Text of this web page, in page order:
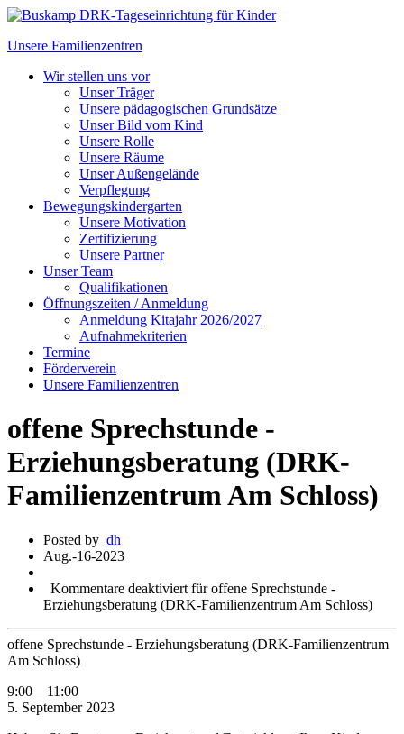
Unsere Familienzentren
Wir stellen uns vor
Unser Träger
Unsere pädagogischen Grundsätze
Unser Bild vom Kind
Unsere Rolle
Unsere Räume
Unser Außengelände
Verpflegung
Bewegungskindergarten
Unsere Motivation
Zertifizierung
Unsere Partner
Unser Team
Qualifikationen
Öffnungszeiten / Anmeldung
Anmeldung Kitajahr 2026/2027
Aufnahmekriterien
Termine
Förderverein
Unsere Familienzentren
offene Sprechstunde -
Erziehungsberatung (DRK-
Familienzentrum Am Schloss)
Posted by dh
Aug.-16-2023
Kommentare deaktiviert für offene Sprechstunde -
Erziehungsberatung (DRK-Familienzentrum Am Schloss)
offene Sprechstunde - Erziehungsberatung (DRK-Familienzentrum
Am Schloss)
9:00 – 11:00
5. September 2023